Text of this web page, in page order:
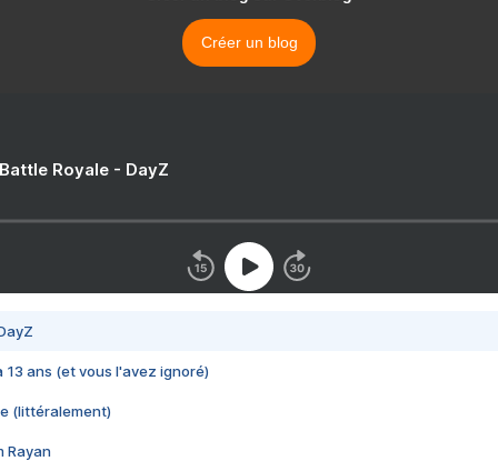
Créer un blog
Royale - DayZ
13 ans (et vous l'avez ignoré)
(littéralement)
Rayan